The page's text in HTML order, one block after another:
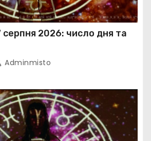
серпня 2026: число дня та
Adminmisto